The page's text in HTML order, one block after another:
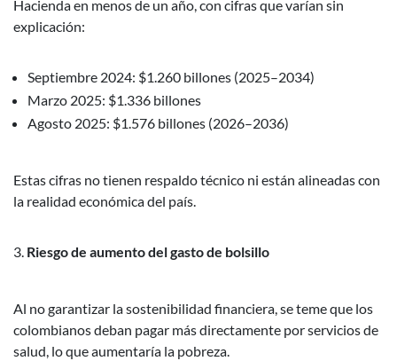
Hacienda en menos de un año, con cifras que varían sin
explicación:
Septiembre 2024: $1.260 billones (2025–2034)
Marzo 2025: $1.336 billones
Agosto 2025: $1.576 billones (2026–2036)
Estas cifras no tienen respaldo técnico ni están alineadas con
la realidad económica del país.
Riesgo de aumento del gasto de bolsillo
Al no garantizar la sostenibilidad financiera, se teme que los
colombianos deban pagar más directamente por servicios de
salud, lo que aumentaría la pobreza.